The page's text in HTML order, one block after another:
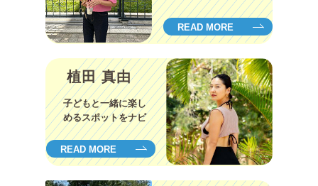
READ MORE
植田 真由
子どもと一緒に楽し
めるスポットをナビ
READ MORE